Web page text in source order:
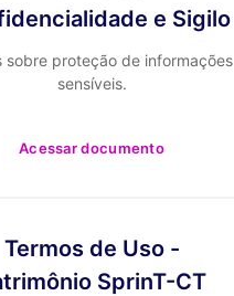
e Sigilo
sobre proteção de informações
sensíveis.
Acessar documento
Termos de Uso -
SprinT-CT